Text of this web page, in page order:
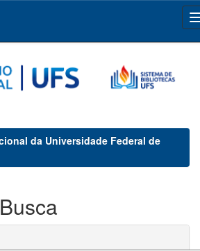
da Universidade Federal de